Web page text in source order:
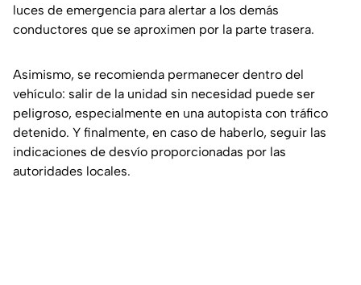
luces de emergencia para alertar a los demás
conductores que se aproximen por la parte trasera.
Asimismo, se recomienda permanecer dentro del
vehículo: salir de la unidad sin necesidad puede ser
peligroso, especialmente en una autopista con tráfico
detenido. Y finalmente, en caso de haberlo, seguir las
indicaciones de desvío proporcionadas por las
autoridades locales.